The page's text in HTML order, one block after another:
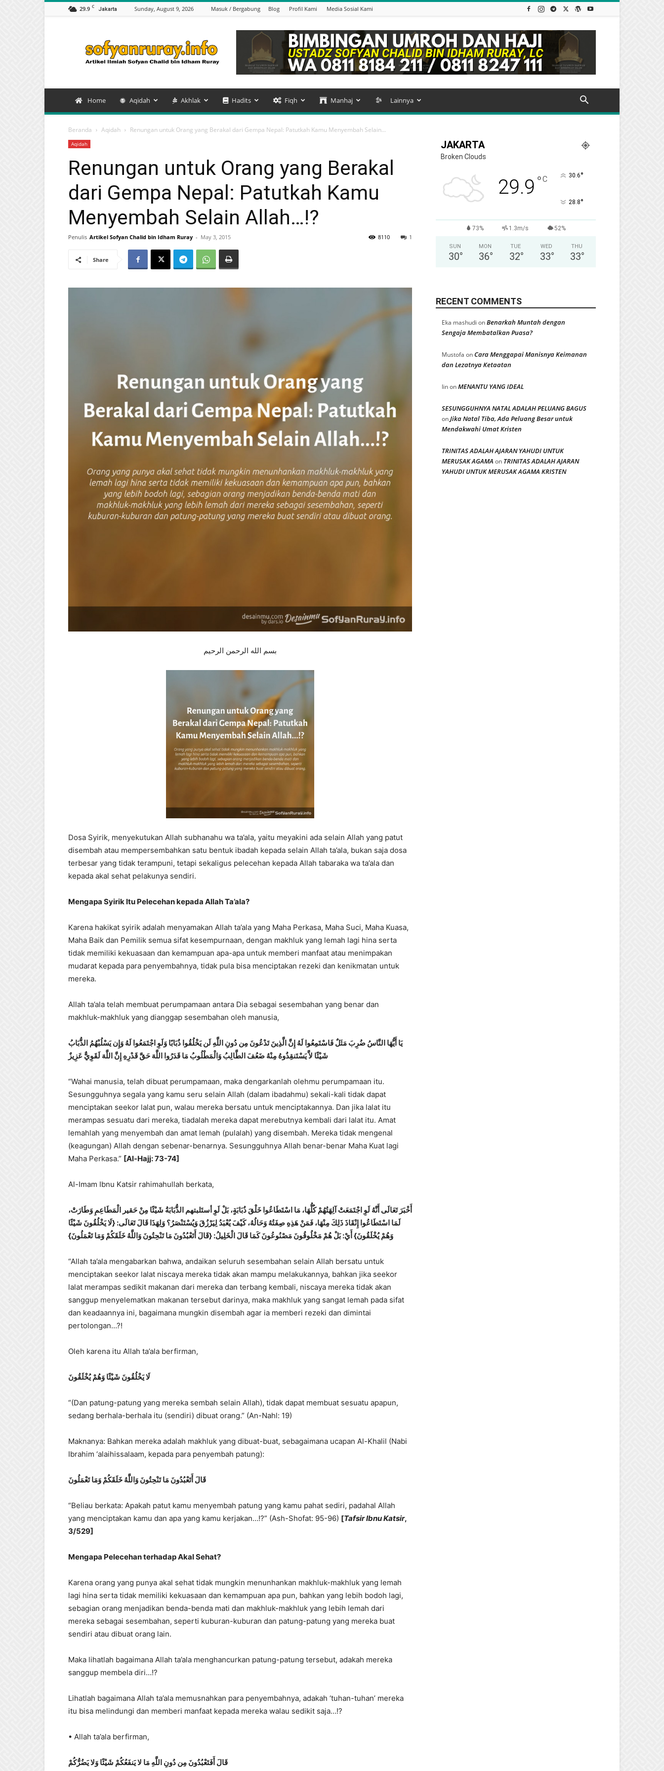
29.9 C Jakarta Sunday, August 9, 2026 Masuk / Bergabung Blog Profil Kami Media Sosial Kami
Sofyan
Chalid
bin
Ruray
Home Aqidah Akhlak Hadits Fiqh Manhaj Lainnya
Beranda Aqidah Renungan untuk Orang yang Berakal dari Gempa Nepal: Patutkah Kamu Menyembah Selain...
Aqidah
Renungan untuk Orang yang Berakal
dari Gempa Nepal: Patutkah Kamu
Menyembah Selain Allah…!?
Penulis Artikel Sofyan Chalid bin Idham Ruray - May 3, 2015 1
8110
Share
بسم الله الرحمن الرحيم
Dosa Syirik, menyekutukan Allah subhanahu wa ta’ala, yaitu meyakini ada selain Allah yang patut
disembah atau mempersembahkan satu bentuk ibadah kepada selain Allah ta’ala, bukan saja dosa
terbesar yang tidak terampuni, tetapi sekaligus pelecehan kepada Allah tabaraka wa ta’ala dan
kepada akal sehat pelakunya sendiri.
Mengapa Syirik Itu Pelecehan kepada Allah Ta’ala?
Karena hakikat syirik adalah menyamakan Allah ta’ala yang Maha Perkasa, Maha Suci, Maha Kuasa,
Maha Baik dan Pemilik semua sifat kesempurnaan, dengan makhluk yang lemah lagi hina serta
tidak memiliki kekuasaan dan kemampuan apa-apa untuk memberi manfaat atau menimpakan
mudarat kepada para penyembahnya, tidak pula bisa menciptakan rezeki dan kenikmatan untuk
mereka.
Allah ta’ala telah membuat perumpamaan antara Dia sebagai sesembahan yang benar dan
makhluk-makhluk yang dianggap sesembahan oleh manusia,
يَا أَيُّهَا النَّاسُ ضُرِبَ مَثَلٌ فَاسْتَمِعُوا لَهُ إِنَّ الَّذِينَ تَدْعُونَ مِن دُونِ اللَّهِ لَن يَخْلُقُوا ذُبَابًا وَلَوِ اجْتَمَعُوا لَهُ وَإِن يَسْلُبْهُمُ الذُّبَابُ
شَيْئًا لاَّ يَسْتَنقِذُوهُ مِنْهُ ضَعُفَ الطَّالِبُ وَالْمَطْلُوبُ مَا قَدَرُوا اللَّهَ حَقَّ قَدْرِهِ إِنَّ اللَّهَ لَقَوِيٌّ عَزِيزٌ
“Wahai manusia, telah dibuat perumpamaan, maka dengarkanlah olehmu perumpamaan itu.
Sesungguhnya segala yang kamu seru selain Allah (dalam ibadahmu) sekali-kali tidak dapat
menciptakan seekor lalat pun, walau mereka bersatu untuk menciptakannya. Dan jika lalat itu
merampas sesuatu dari mereka, tiadalah mereka dapat merebutnya kembali dari lalat itu. Amat
lemahlah yang menyembah dan amat lemah (pulalah) yang disembah. Mereka tidak mengenal
(keagungan) Allah dengan sebenar-benarnya. Sesungguhnya Allah benar-benar Maha Kuat lagi
Maha Perkasa.” [Al-Hajj: 73-74]
Al-Imam Ibnu Katsir rahimahullah berkata,
أَخْبَرَ تَعَالَى أَنَّهُ لَوِ اجْتَمَعَتْ آلِهَتُهُمْ كُلُّهَا، مَا اسْتَطَاعُوا خَلْقَ ذُبَابَةٍ، بَلْ لَوِ أستَلبتهم الذُّبَابَةُ شَيْئًا مِنْ حَقير الْمَطَاعِمِ وَطَارَتْ،
لَمَا اسْتَطَاعُوا إِنْقَاذَ ذَلِكَ مِنْهَا، فَمَنْ هَذِهِ صِفَتُهُ وَحَالُهُ، كَيْفَ يُعْبَدُ لِيَرْزُقَ وَيُسْتَنْصَرُ؟ وَلِهَذَا قَالَ تَعَالَى: {لَا يَخْلُقُونَ شَيْئًا
وَهُمْ يُخْلَقُونَ} أَيْ: بَلْ هُمْ مَخْلُوقُونَ مَصْنُوعُونَ كَمَا قَالَ الْخَلِيلُ: {قَالَ أَتَعْبُدُونَ مَا تَنْحِتُونَ وَاللَّهُ خَلَقَكُمْ وَمَا تَعْمَلُونَ}
“Allah ta’ala mengabarkan bahwa, andaikan seluruh sesembahan selain Allah bersatu untuk
menciptakan seekor lalat niscaya mereka tidak akan mampu melakukannya, bahkan jika seekor
lalat merampas sedikit makanan dari mereka dan terbang kembali, niscaya mereka tidak akan
sanggup menyelematkan makanan tersebut darinya, maka makhluk yang sangat lemah pada sifat
dan keadaannya ini, bagaimana mungkin disembah agar ia memberi rezeki dan dimintai
pertolongan…?!
Oleh karena itu Allah ta’ala berfirman,
لَا يَخْلُقُونَ شَيْئًا وَهُمْ يُخْلَقُونَ
“(Dan patung-patung yang mereka sembah selain Allah), tidak dapat membuat sesuatu apapun,
sedang berhala-berhala itu (sendiri) dibuat orang.” (An-Nahl: 19)
Maknanya: Bahkan mereka adalah makhluk yang dibuat-buat, sebagaimana ucapan Al-Khalil (Nabi
Ibrahim ‘alaihissalaam, kepada para penyembah patung):
قَالَ أَتَعْبُدُونَ مَا تَنْحِتُونَ وَاللَّهُ خَلَقَكُمْ وَمَا تَعْمَلُونَ
“Beliau berkata: Apakah patut kamu menyembah patung yang kamu pahat sediri, padahal Allah
yang menciptakan kamu dan apa yang kamu kerjakan…!?” (Ash-Shofat: 95-96) [Tafsir Ibnu Katsir,
3/529]
Mengapa Pelecehan terhadap Akal Sehat?
Karena orang yang punya akal sehat tidak mungkin menunhankan makhluk-makhluk yang lemah
lagi hina serta tidak memiliki kekuasaan dan kemampuan apa pun, bahkan yang lebih bodoh lagi,
sebagian orang menjadikan benda-benda mati dan makhluk-makhluk yang lebih lemah dari
mereka sebagai sesembahan, seperti kuburan-kuburan dan patung-patung yang mereka buat
sendiri atau dibuat orang lain.
Maka lihatlah bagaimana Allah ta’ala menghancurkan patung-patung tersebut, adakah mereka
sanggup membela diri…!?
Lihatlah bagaimana Allah ta’ala memusnahkan para penyembahnya, adakah ‘tuhan-tuhan’ mereka
itu bisa melindungi dan memberi manfaat kepada mereka walau sedikit saja…!?
• Allah ta’ala berfirman,
قَالَ أَفَتَعْبُدُونَ مِن دُونِ اللَّهِ مَا لا يَنفَعُكُمْ شَيْئًا وَلا يَضُرُّكُمْ
JAKARTA
Broken Clouds
29.9 °C 30.6°
28.8°
73% 1.3m/s 52%
SUN
30°
MON
36°
TUE
32°
WED
33°
THU
33°
RECENT COMMENTS
Eka mashudi onBenarkah Muntah dengan
Sengaja Membatalkan Puasa?
Mustofa onCara Menggapai Manisnya Keimanan
dan Lezatnya Ketaatan
IinonMENANTU YANG IDEAL
SESUNGGUHNYA NATAL ADALAH PELUANG BAGUS
onJika Natal Tiba, Ada Peluang Besar untuk
Mendakwahi Umat Kristen
TRINITAS ADALAH AJARAN YAHUDI UNTUK
MERUSAK AGAMA on TRINITAS ADALAH AJARAN
YAHUDI UNTUK MERUSAK AGAMA KRISTEN